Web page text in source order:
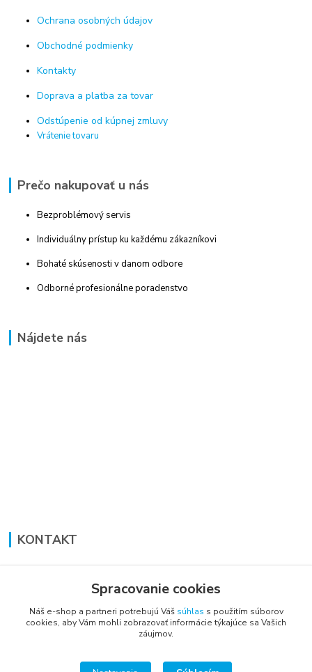
Ochrana osobných údajov
Obchodné podmienky
Kontakty
Doprava a platba za tovar
Odstúpenie od kúpnej zmluvy
Vrátenie tovaru
Prečo nakupovať u nás
Bezproblémový servis
Individuálny prístup ku každému zákazníkovi
Bohaté skúsenosti v danom odbore
Odborné profesionálne poradenstvo
Nájdete nás
KONTAKT
+421 948 711 774
vsetkoprenabytok@gmail.com
Spracovanie cookies
Náš e-shop a partneri potrebujú Váš súhlas s použitím súborov
cookies, aby Vám mohli zobrazovať informácie týkajúce sa Vašich
záujmov.